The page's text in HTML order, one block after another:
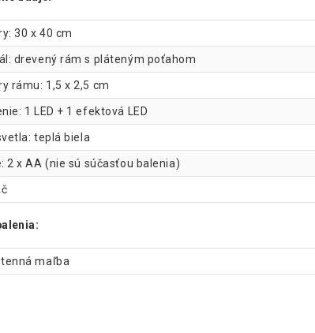
30 x 40 cm
drevený rám s pláteným poťahom
rámu: 1,5 x 2,5 cm
1 LED + 1 efektová LED
teplá biela
2 x AA (nie sú súčasťou balenia)
maľba